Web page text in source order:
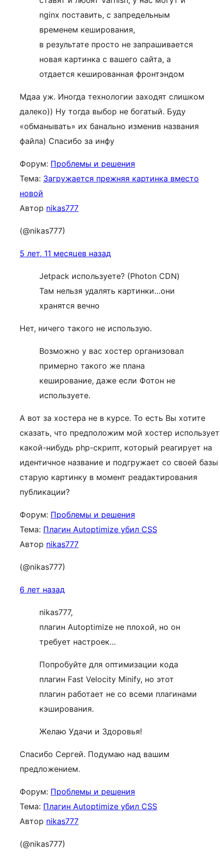
nginx поставить, с запредельным
временем кеширования,
в результате просто не запрашивается
новая картинка с вашего сайта, а
отдается кешированная фронтэндом
Мдаа уж. Иногда технологии заходят слишком
далеко)) Ну тогда выбор не богатый. Буду
«обманывать» их банально изменив названия
файла) Спасибо за инфу
Форум: Проблемы и решения
Тема: Загружается прежняя картинка вместо
новой
Автор nikas777
(@nikas777)
5 лет, 11 месяцев назад
Jetpack используете? (Photon CDN)
Там нельзя удалять картинки…они
хранятся вечно
Нет, ничего такого не использую.
Возможно у вас хостер организовал
примерно такого же плана
кеширование, даже если Фотон не
используете.
А вот за хостера не в курсе. То есть Вы хотите
сказать, что предположим мой хостер использует
какой-нибудь php-скрипт, который реагирует на
идентичное название и подгружает со своей базы
старую картинку в момент реадактирования
публикации?
Форум: Проблемы и решения
Тема: Плагин Autoptimize убил CSS
Автор nikas777
(@nikas777)
6 лет назад
nikas777,
плагин Autoptimize не плохой, но он
требует настроек…
Попробуйте для оптимизации кода
плагин Fast Velocity Minify, но этот
плагин работает не со всеми плагинами
кэширования.
Желаю Удачи и Здоровья!
Спасибо Сергей. Подумаю над вашим
предложением.
Форум: Проблемы и решения
Тема: Плагин Autoptimize убил CSS
Автор nikas777
(@nikas777)